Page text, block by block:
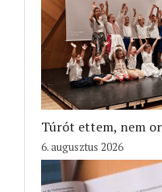
Túrót ettem, nem
6. augusztus 2026